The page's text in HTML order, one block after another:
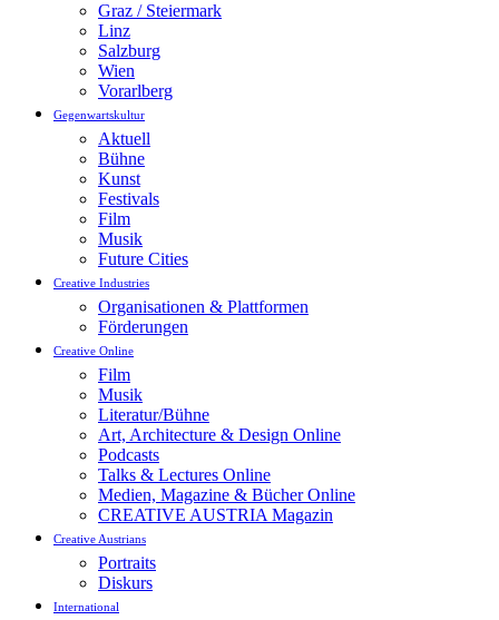
Graz / Steiermark
Linz
Salzburg
Wien
Vorarlberg
Gegenwartskultur
Aktuell
Bühne
Kunst
Festivals
Film
Musik
Future Cities
Creative Industries
Organisationen & Plattformen
Förderungen
Creative Online
Film
Musik
Literatur/Bühne
Art, Architecture & Design Online
Podcasts
Talks & Lectures Online
Medien, Magazine & Bücher Online
CREATIVE AUSTRIA Magazin
Creative Austrians
Portraits
Diskurs
International